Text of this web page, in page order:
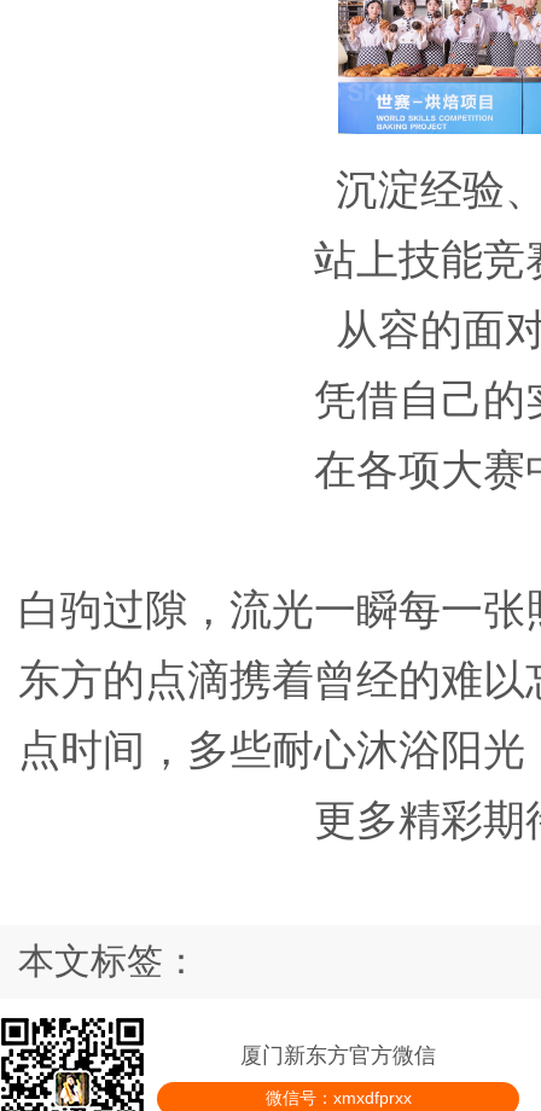
沉淀经验
站上技能竞
从容的面
凭借自己的
在各项大赛
白驹过隙，流光一瞬每一
东方的点滴携着曾经的难
点时间，多些耐心沐浴阳
更多精彩期
本文标签：
厦门新东方官方微信
微信号：xmxdfprxx